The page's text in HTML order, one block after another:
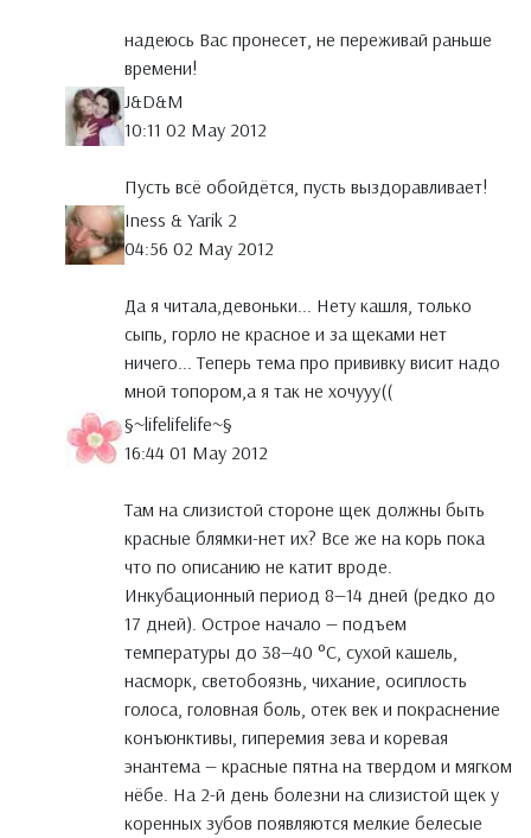
надеюсь Вас пронесет, не переживай раньше
времени!
J&D&M
10:11 02 May 2012
Пусть всё обойдётся, пусть выздоравливает!
Iness & Yarik 2
04:56 02 May 2012
Да я читала,девоньки... Нету кашля, только
сыпь, горло не красное и за щеками нет
ничего... Теперь тема про прививку висит надо
мной топором,а я так не хочууу((
§~lifelifelife~§
16:44 01 May 2012
Там на слизистой стороне щек должны быть
красные блямки-нет их? Все же на корь пока
что по описанию не катит вроде.
Инкубационный период 8—14 дней (редко до
17 дней). Острое начало — подъем
температуры до 38—40 °C, сухой кашель,
насморк, светобоязнь, чихание, осиплость
голоса, головная боль, отек век и покраснение
конъюнктивы, гиперемия зева и коревая
энантема — красные пятна на твердом и мягком
нёбе. На 2-й день болезни на слизистой щек у
коренных зубов появляются мелкие белесые